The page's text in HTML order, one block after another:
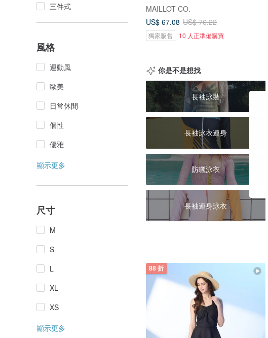
三件式
風格
運動風
歐美
日常休閒
個性
優雅
顯示更多
尺寸
M
S
L
XL
XS
顯示更多
MAILLOT CO.
US$ 67.08 US$ 76.22
獨家販售 10 人正準備購買
你是不是想找
長袖泳裝
長袖泳衣連身
防曬泳衣
長袖連身泳衣
88 折